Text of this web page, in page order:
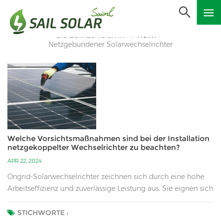
Sie Befinden Sich In : Heim
Netzgebundener Solarwechselrichter
Welche Vorsichtsmaßnahmen sind bei der Installation
netzgekoppelter Wechselrichter zu beachten?
APR 22, 2024
Ongrid-Solarwechselrichter zeichnen sich durch eine hohe
Arbeitseffizienz und zuverlässige Leistung aus. Sie eignen sich
für die Installation in abgelegenen Gebieten, in denen
niemand Wartungs- oder Dienstarbeiten durchführt. Sie
STICHWORTE :